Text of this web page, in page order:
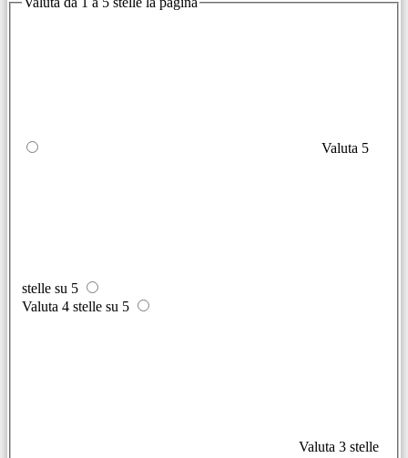
Valuta 5
stelle su 5
Valuta 4 stelle su 5
Valuta 3 stelle